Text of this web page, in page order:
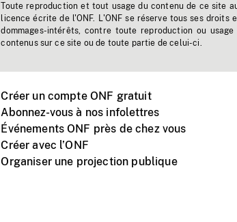
Toute reproduction et tout usage du contenu de ce site
licence écrite de l'ONF. L'ONF se réserve tous ses
dommages-intérêts, contre toute reproduction ou
contenus sur ce site ou de toute partie de celui-ci.
Créer un compte ONF gratuit
Abonnez-vous à nos infolettres
Événements ONF près de chez vous
Créer avec l’ONF
Organiser une projection publique